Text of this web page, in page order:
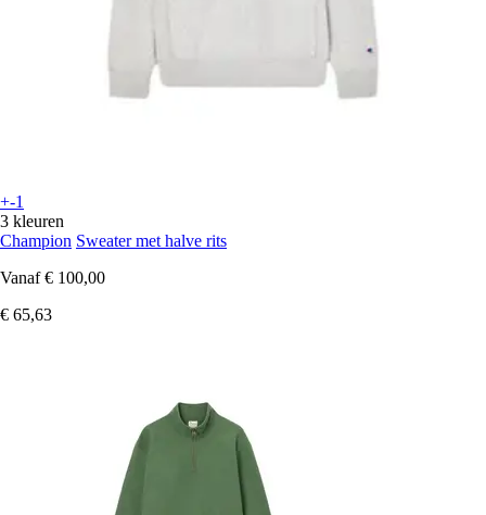
+-1
3 kleuren
Champion Sweater met halve rits
Vanaf € 100,00
€ 65,63